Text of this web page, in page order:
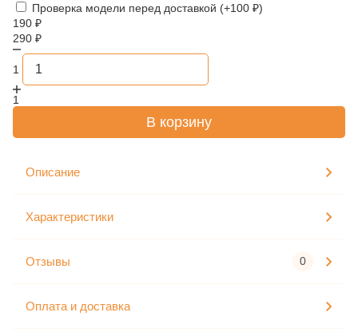
Проверка модели перед доставкой (+100 ₽)
190 ₽
290 ₽
1
1
В корзину
Описание
Характеристики
Отзывы 0
Оплата и доставка